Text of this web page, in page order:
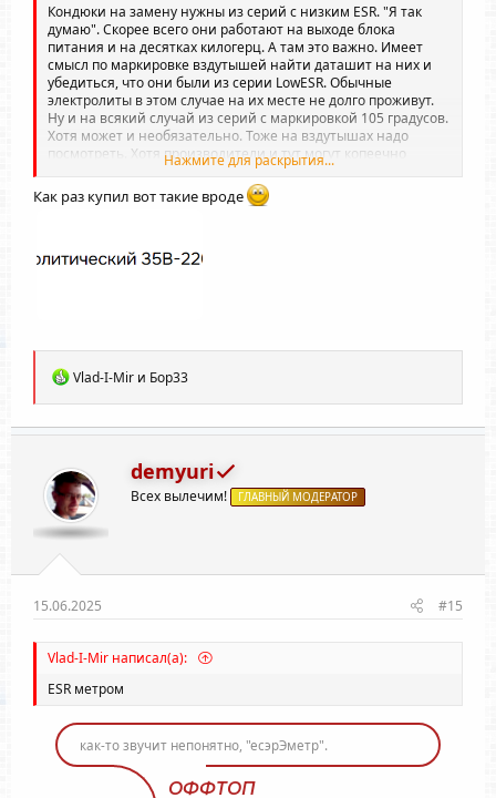
Кондюки на замену нужны из серий с низким ESR. "Я так
думаю". Скорее всего они работают на выходе блока
питания и на десятках килогерц. А там это важно. Имеет
смысл по маркировке вздутышей найти даташит на них и
убедиться, что они были из серии LowESR. Обычные
электролиты в этом случае на их месте не долго проживут.
Ну и на всякий случай из серий с маркировкой 105 градусов.
Хотя может и необязательно. Тоже на вздутышах надо
посмотреть. Хотя производители и тут могут копеечно
экономить. В моем усилителе Musical Fidelity A1, греющемся
как калорифер жмоты англичане в блоке питания поставили
электролиты на 85 градусов.
Нажмите для раскрытия...
Как раз купил вот такие вроде
Р
а
к
и
и
:
Vlad-I-Mir и Бор33
demyuri
Всех вылечим! ГЛАВНЫЙ МОДЕРАТОР
15.06.2025 #15
Vlad-I-Mir написал(а):
ESR метром
как-то звучит непонятно, "есэрЭметр".
ОФФТОП